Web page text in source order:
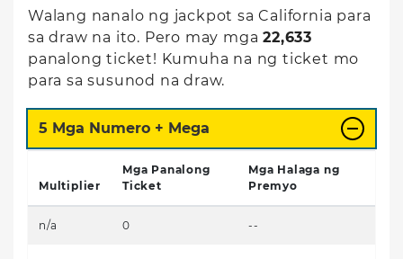
Walang nanalo ng jackpot sa California para
sa draw na ito. Pero may mga22,633
panalong ticket! Kumuha na ng ticket mo
para sa susunod na draw.
5 Mga Numero + Mega
Multiplier
Mga Panalong
Ticket
Mga Halaga ng
Premyo
n/a 0 --